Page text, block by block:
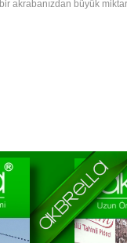
bir akrabanızdan büyük